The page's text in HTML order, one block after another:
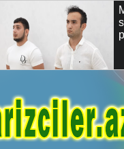
Minlərlə saytı
sındırıb idarəetmə
panellərini satdılar